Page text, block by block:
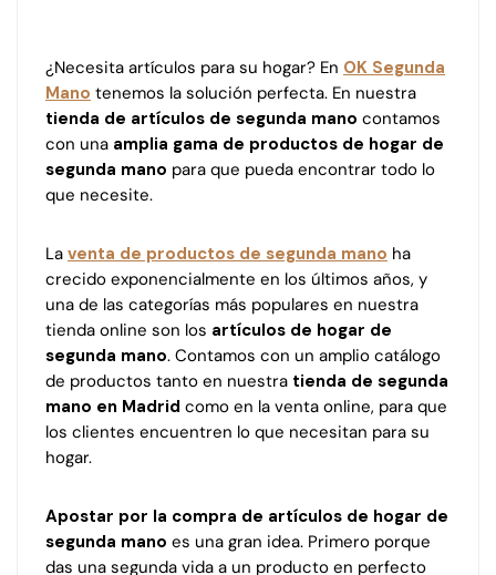
¿Necesita artículos para su hogar? En OK Segunda
Mano tenemos la solución perfecta. En nuestra
tienda de artículos de segunda mano contamos
con una amplia gama de productos de hogar de
segunda mano para que pueda encontrar todo lo
que necesite.
La venta de productos de segunda mano ha
crecido exponencialmente en los últimos años, y
una de las categorías más populares en nuestra
tienda online son los artículos de hogar de
segunda mano. Contamos con un amplio catálogo
de productos tanto en nuestra tienda de segunda
mano en Madrid como en la venta online, para que
los clientes encuentren lo que necesitan para su
hogar.
Apostar por la compra de artículos de hogar de
segunda mano es una gran idea. Primero porque
das una segunda vida a un producto en perfecto